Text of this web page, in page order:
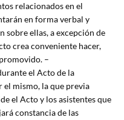
relacionados en el
en forma verbal y
sobre ellas, a excepción de
crea conveniente hacer,
–
el Acto de la
el mismo, la que previa
el Acto y los asistentes que
constancia de las